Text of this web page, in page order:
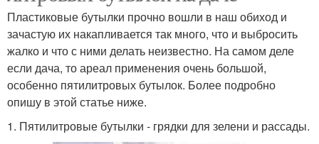
Пластиковые бутылки прочно вошли в наш обиход и
зачастую их накапливается так много, что и выбросить
жалко и что с ними делать неизвестно. На самом деле
если дача, то ареал применения очень большой,
особенно пятилитровых бутылок. Более подробно
опишу в этой статье ниже.
1. Пятилитровые бутылки - грядки для зелени и рассады.